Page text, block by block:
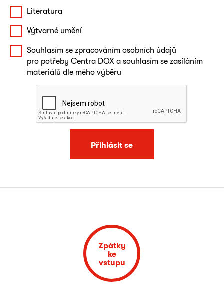
Literatura
Výtvarné umění
Souhlasím se zpracováním osobních údajů
pro potřeby Centra DOX a souhlasím se zasíláním
materiálů dle mého výběru
Přihlásit se
Zpátky
ke
vstupu